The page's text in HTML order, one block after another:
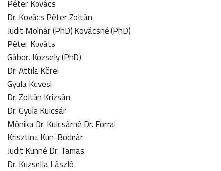
Péter Kovács
Dr. Kovács Péter Zoltán
Judit Molnár (PhD) Kovácsné (PhD)
Péter Kováts
Gábor, Kozsely (PhD)
Dr. Attila Körei
Gyula Kövesi
Dr. Zoltán Krizsán
Dr. Gyula Kulcsár
Mónika Dr. Kulcsárné Dr. Forrai
Krisztina Kun-Bodnár
Judit Kunné Dr. Tamas
Dr. Kuzsella László